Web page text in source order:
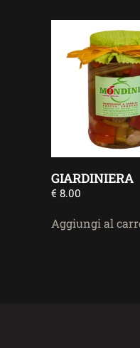
GIARDINIERA
€ 8.00
Aggiungi al